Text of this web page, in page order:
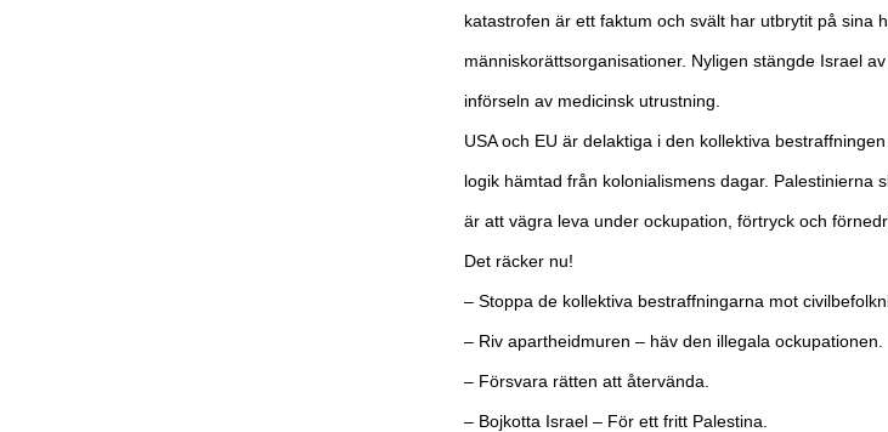
katastrofen är ett faktum och svält har utbrytit på sina
människorättsorganisationer. Nyligen stängde Israel
införseln av medicinsk utrustning.
USA och EU är delaktiga i den kollektiva
logik hämtad från kolonialismens dagar. Palestinierna
är att vägra leva under ockupation, förtryck och
Det räcker nu!
– Stoppa de kollektiva bestraffningarna mot
– Riv apartheidmuren – häv den illegala ockupationen.
– Försvara rätten att återvända.
– Bojkotta Israel – För ett fritt Palestina.